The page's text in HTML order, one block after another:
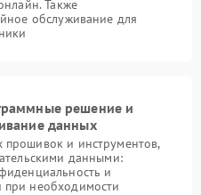
Также
обслуживание для
решение и
данных
и инструментов,
данными:
и
необходимости